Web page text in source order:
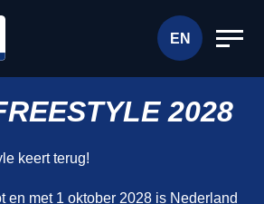
EN
2028
keert terug!
en met 1 oktober 2028 is Nederland